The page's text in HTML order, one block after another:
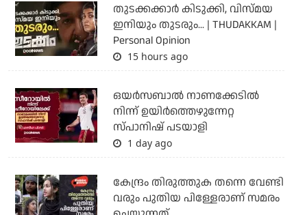
തുടക്കക്കാര്‍ കിടുക്കി, വിസ്മയ
ഇനിയും തുടരും... | THUDAKKAM |
Personal Opinion
15 hours ago
ഒയര്‍സബാൽ നാണക്കേടിൽ
നിന്ന് ഉയിർത്തെഴുന്നേറ്റ
സ്പാനിഷ് പടയാളി
1 day ago
കേന്ദ്രം തിരുത്തുക തന്നെ വേണ്ടി
വരും പുതിയ പിള്ളേരാണ് സമരം